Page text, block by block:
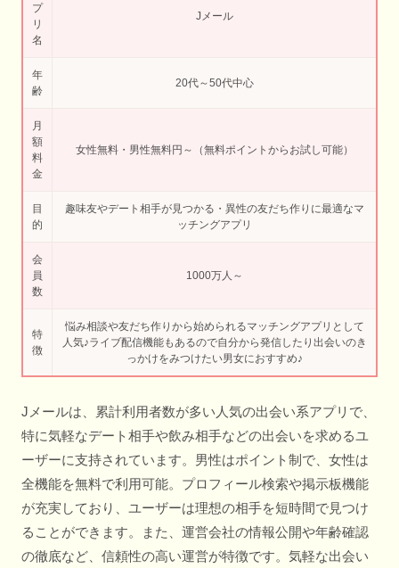
プ
リ
名
Jメール
年
齢
20代～50代中心
月
額
料
金
女性無料・男性無料円～（無料ポイントからお試し可能）
目
的
趣味友やデート相手が見つかる・異性の友だち作りに最適なマ
ッチングアプリ
会
員
数
1000万人～
特
徴
悩み相談や友だち作りから始められるマッチングアプリとして
人気♪ライブ配信機能もあるので自分から発信したり出会いのき
っかけをみつけたい男女におすすめ♪
Jメールは、累計利用者数が多い人気の出会い系アプリで、
特に気軽なデート相手や飲み相手などの出会いを求めるユ
ーザーに支持されています。男性はポイント制で、女性は
全機能を無料で利用可能。プロフィール検索や掲示板機能
が充実しており、ユーザーは理想の相手を短時間で見つけ
ることができます。また、運営会社の情報公開や年齢確認
の徹底など、信頼性の高い運営が特徴です。気軽な出会い